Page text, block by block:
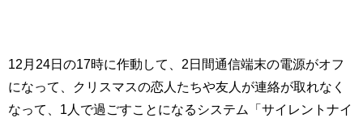
12月24日の17時に作動して、2日間通信端末の電源がオフ
になって、クリスマスの恋人たちや友人が連絡が取れなく
なって、1人で過ごすことになるシステム「サイレントナイ